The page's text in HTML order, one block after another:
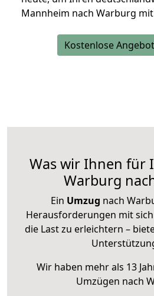
Mannheim nach Warburg
Kostenlose
Was wir Ihnen für
Warburg
Ein Umzug nach
Herausforderungen mit
die Last zu erleichtern –
Wir haben mehr als 13
Umzügen nach